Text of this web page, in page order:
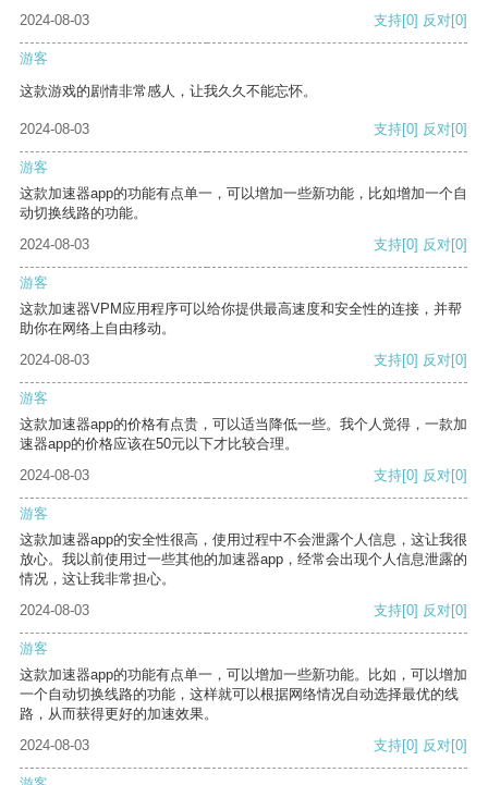
2024-08-03 支持[0] 反对[0]
游客
这款游戏的剧情非常感人，让我久久不能忘怀。
2024-08-03 支持[0] 反对[0]
游客
这款加速器app的功能有点单一，可以增加一些新功能，比如增加一个自
动切换线路的功能。
2024-08-03
支持[0] 反对[0]
游客
这款加速器VPM应用程序可以给你提供最高速度和安全性的连接，并帮
助你在网络上自由移动。
2024-08-03
支持[0] 反对[0]
游客
这款加速器app的价格有点贵，可以适当降低一些。我个人觉得，一款加
速器app的价格应该在50元以下才比较合理。
2024-08-03
支持[0] 反对[0]
游客
这款加速器app的安全性很高，使用过程中不会泄露个人信息，这让我很
放心。我以前使用过一些其他的加速器app，经常会出现个人信息泄露的
情况，这让我非常担心。
2024-08-03
支持[0] 反对[0]
游客
这款加速器app的功能有点单一，可以增加一些新功能。比如，可以增加
一个自动切换线路的功能，这样就可以根据网络情况自动选择最优的线
路，从而获得更好的加速效果。
2024-08-03
支持[0] 反对[0]